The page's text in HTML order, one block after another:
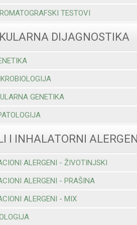
TESTOVI
DIJAGNOSTIKA
GENETIKA
I INHALATORNI
ALERGENI - ŽIVOTINJSKI
ALERGENI - PRAŠINA
ALERGENI - MIX